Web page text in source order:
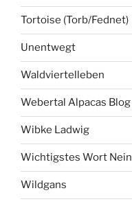
Tortoise (Torb/Fednet)
Unentwegt
Waldviertelleben
Webertal Alpacas Blog
Wibke Ladwig
Wichtigstes Wort Nein
Wildgans